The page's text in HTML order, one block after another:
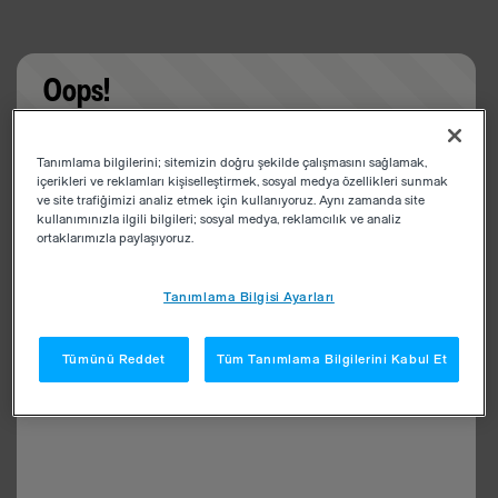
Oops!
app
Tanımlama bilgilerini; sitemizin doğru şekilde çalışmasını sağlamak,
içerikleri ve reklamları kişiselleştirmek, sosyal medya özellikleri sunmak
ve site trafiğimizi analiz etmek için kullanıyoruz. Aynı zamanda site
kullanımınızla ilgili bilgileri; sosyal medya, reklamcılık ve analiz
ortaklarımızla paylaşıyoruz.
Tanımlama Bilgisi Ayarları
Tümünü Reddet Tüm Tanımlama Bilgilerini Kabul Et